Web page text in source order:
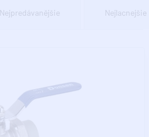
Nejpredávanějšie Nejlacnejšie